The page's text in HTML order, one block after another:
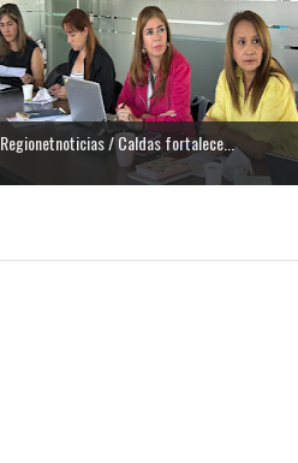
Regionetnoticias / Caldas fortalece...